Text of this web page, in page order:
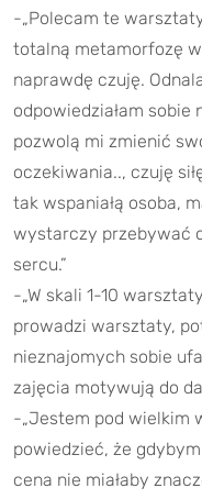
-„Polecam te
totalną metamorfozę
naprawdę czuję.
odpowiedziałam
pozwolą mi zmienić
oczekiwania.., czuję
tak wspaniałą osoba,
wystarczy przebywać
sercu.”
-„W skali 1-10
prowadzi warsztaty,
nieznajomych sobie
zajęcia motywują do
-„Jestem pod wielkim
powiedzieć, że
cena nie miałaby